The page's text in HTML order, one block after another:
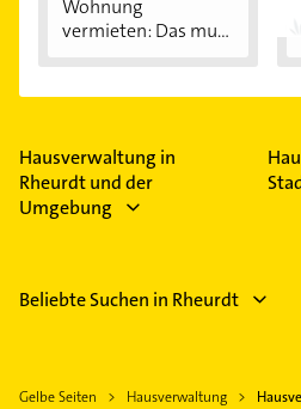
Wohnung
vermieten: Das muss
Hausverwaltung in
Rheurdt und der
Umgebung
Beliebte Suchen in Rheurdt
Gelbe Seiten Hausverwaltung